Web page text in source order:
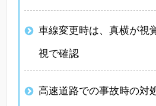
車線変更時は、真横が視
視で確認
高速道路での事故時の対